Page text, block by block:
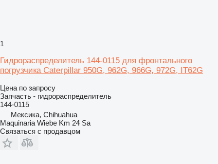
1
Гидрораспределитель 144-0115 для фронтального
погрузчика Caterpillar 950G, 962G, 966G, 972G, IT62G
Цена по запросу
Запчасть - гидрораспределитель
144-0115
Мексика, Chihuahua
Maquinaria Wiebe Km 24 Sa
Связаться с продавцом